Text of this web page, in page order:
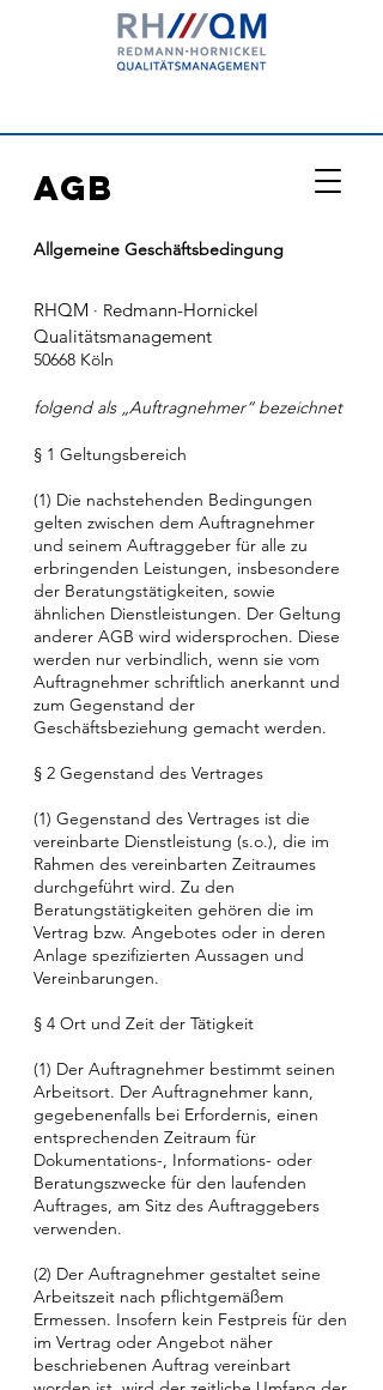
Allgemeine Geschäftsbedingung
RHQM · Redmann-Hornickel
Qualitätsmanagement
50668 Köln
folgend als „Auftragnehmer“ bezeichnet
§ 1 Geltungsbereich
(1) Die nachstehenden Bedingungen
gelten zwischen dem Auftragnehmer
und seinem Auftraggeber für alle zu
erbringenden Leistungen, insbesondere
der Beratungstätigkeiten, sowie
ähnlichen Dienstleistungen. Der Geltung
anderer AGB wird widersprochen. Diese
werden nur verbindlich, wenn sie vom
Auftragnehmer schriftlich anerkannt und
zum Gegenstand der
Geschäftsbeziehung gemacht werden.
§ 2 Gegenstand des Vertrages
(1) Gegenstand des Vertrages ist die
vereinbarte Dienstleistung (s.o.), die im
Rahmen des vereinbarten Zeitraumes
durchgeführt wird. Zu den
Beratungstätigkeiten gehören die im
Vertrag bzw. Angebotes oder in deren
Anlage spezifizierten Aussagen und
Vereinbarungen.
§ 4 Ort und Zeit der Tätigkeit
(1) Der Auftragnehmer bestimmt seinen
Arbeitsort. Der Auftragnehmer kann,
gegebenenfalls bei Erfordernis, einen
entsprechenden Zeitraum für
Dokumentations-, Informations- oder
Beratungszwecke für den laufenden
Auftrages, am Sitz des Auftraggebers
verwenden.
(2) Der Auftragnehmer gestaltet seine
Arbeitszeit nach pflichtgemäßem
Ermessen. Insofern kein Festpreis für den
im Vertrag oder Angebot näher
beschriebenen Auftrag vereinbart
AGB